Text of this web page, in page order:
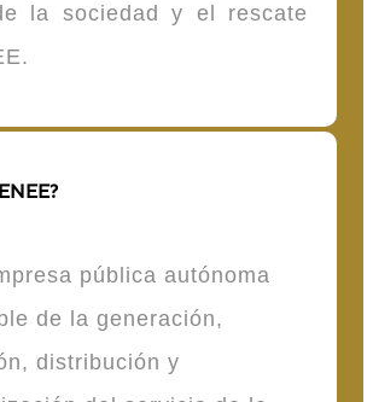
la sociedad y el rescate
pública autónoma
de la generación,
distribución y